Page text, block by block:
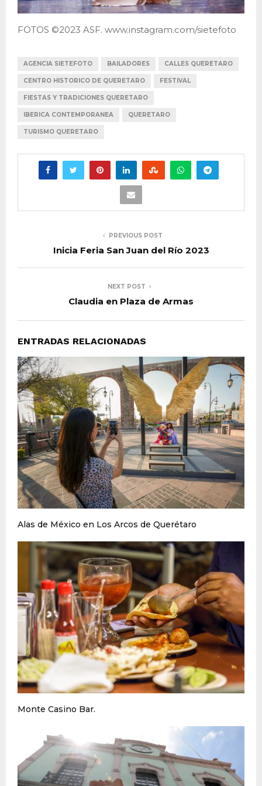
FOTOS ©2023 ASF. www.instagram.com/sietefoto
AGENCIA SIETEFOTO BAILADORES CALLES QUERETARO
CENTRO HISTORICO DE QUERETARO FESTIVAL
FIESTAS Y TRADICIONES QUERETARO
IBERICA CONTEMPORANEA QUERETARO
TURISMO QUERETARO
PREVIOUS POST
Inicia Feria San Juan del Río 2023
NEXT POST
Claudia en Plaza de Armas
ENTRADAS RELACIONADAS
Alas de México en Los Arcos de Querétaro
Monte Casino Bar.